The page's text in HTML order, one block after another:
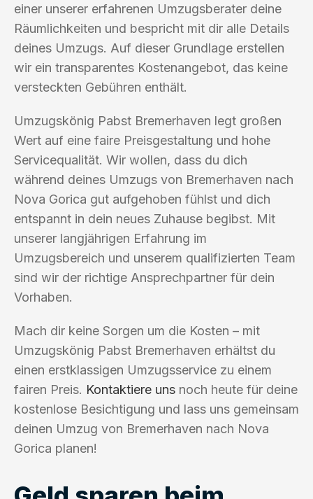
einer unserer erfahrenen Umzugsberater deine
Räumlichkeiten und bespricht mit dir alle Details
deines Umzugs. Auf dieser Grundlage erstellen
wir ein transparentes Kostenangebot, das keine
versteckten Gebühren enthält.
Umzugskönig Pabst Bremerhaven legt großen
Wert auf eine faire Preisgestaltung und hohe
Servicequalität. Wir wollen, dass du dich
während deines Umzugs von Bremerhaven nach
Nova Gorica gut aufgehoben fühlst und dich
entspannt in dein neues Zuhause begibst. Mit
unserer langjährigen Erfahrung im
Umzugsbereich und unserem qualifizierten Team
sind wir der richtige Ansprechpartner für dein
Vorhaben.
Mach dir keine Sorgen um die Kosten – mit
Umzugskönig Pabst Bremerhaven erhältst du
einen erstklassigen Umzugsservice zu einem
fairen Preis. Kontaktiere uns noch heute für deine
kostenlose Besichtigung und lass uns gemeinsam
deinen Umzug von Bremerhaven nach Nova
Gorica planen!